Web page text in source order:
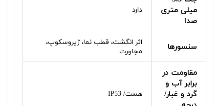
میلی متری
صدا
دارد
سنسورها
اثر انگشت، قطب نما، ژیروسکوپ،
مجاورت
مقاومت در
برابر آب و
گرد و غبار/
هست/ IP53